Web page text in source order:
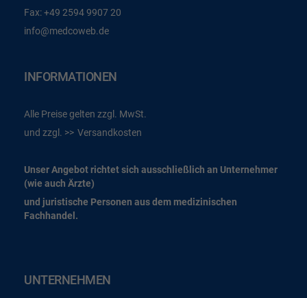
Fax:+49 2594 9907 20
info@medcoweb.de
INFORMATIONEN
Alle Preise gelten zzgl. MwSt.
und zzgl.
Versandkosten
Unser Angebot richtet sich ausschließlich an Unternehmer
(wie auch Ärzte)
und juristische Personen aus dem medizinischen
Fachhandel.
UNTERNEHMEN